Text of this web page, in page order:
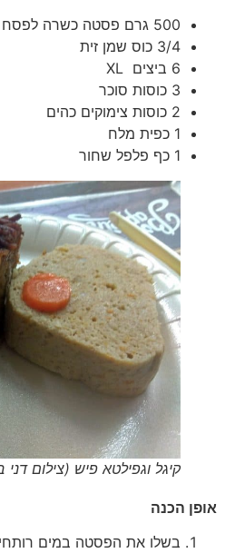
500 גרם פסטה כשרה לפסח
3/4 כוס שמן זית
6 ביצים XL
3 כוסות סוכר
2 כוסות צימוקים כהים
1 כפית מלח
1 כף פלפל שחור
קיגל וגפילטא פיש (צילום דני בר)
אופן הכנה